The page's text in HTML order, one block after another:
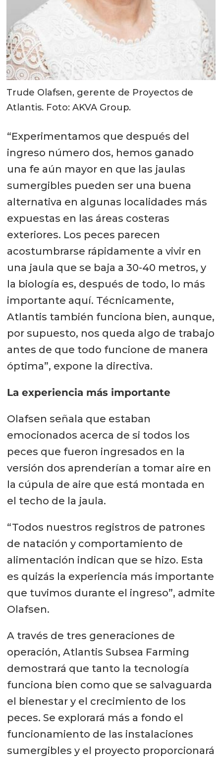
Trude Olafsen, gerente de Proyectos de
Atlantis. Foto: AKVA Group.
“Experimentamos que después del
ingreso número dos, hemos ganado
una fe aún mayor en que las jaulas
sumergibles pueden ser una buena
alternativa en algunas localidades más
expuestas en las áreas costeras
exteriores. Los peces parecen
acostumbrarse rápidamente a vivir en
una jaula que se baja a 30-40 metros, y
la biología es, después de todo, lo más
importante aquí. Técnicamente,
Atlantis también funciona bien, aunque,
por supuesto, nos queda algo de trabajo
antes de que todo funcione de manera
óptima”, expone la directiva.
La experiencia más importante
Olafsen señala que estaban
emocionados acerca de si todos los
peces que fueron ingresados en la
versión dos aprenderían a tomar aire en
la cúpula de aire que está montada en
el techo de la jaula.
“Todos nuestros registros de patrones
de natación y comportamiento de
alimentación indican que se hizo. Esta
es quizás la experiencia más importante
que tuvimos durante el ingreso”, admite
Olafsen.
A través de tres generaciones de
operación, Atlantis Subsea Farming
demostrará que tanto la tecnología
funciona bien como que se salvaguarda
el bienestar y el crecimiento de los
peces. Se explorará más a fondo el
funcionamiento de las instalaciones
sumergibles y el proyecto proporcionará